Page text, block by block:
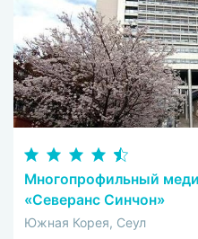
Многопрофильный
«Северанс Синчон»
Южная Корея, Сеул